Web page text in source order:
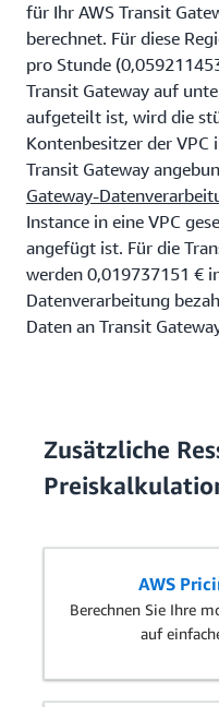
für Ihr AWS Transit
berechnet. Für diese
pro Stunde
Transit Gateway auf
aufgeteilt ist, wird die
Kontenbesitzer der VPC
Transit Gateway
Gateway-
Instance in eine VPC
angefügt ist. Für die
werden 0,019737151 €
Datenverarbeitung
Daten an Transit
Zusätzliche
AWS
Berechnen Sie Ihre
auf